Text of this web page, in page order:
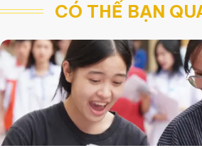
CÓ THỂ BẠN